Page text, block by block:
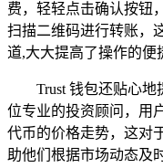
费，轻轻点击确认按钮
扫描二维码进行转账，
道,大大提高了操作的便
Trust 钱包还贴心
位专业的投资顾问，用
代币的价格走势，这对
助他们根据市场动态及